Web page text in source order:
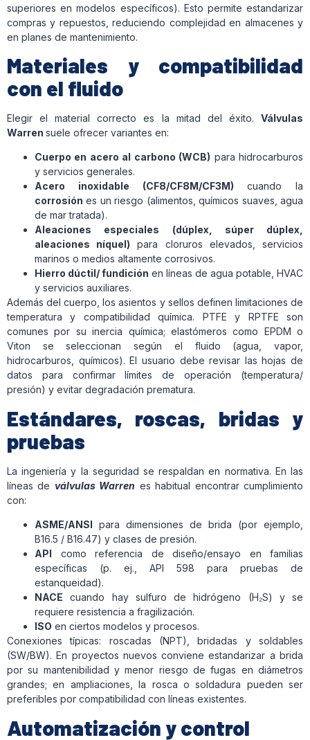
superiores en modelos específicos). Esto permite estandarizar
compras y repuestos, reduciendo complejidad en almacenes y
en planes de mantenimiento.
Materiales y compatibilidad
con el fluido
Elegir el material correcto es la mitad del éxito. Válvulas
Warren suele ofrecer variantes en:
Cuerpo en acero al carbono (WCB) para hidrocarburos
y servicios generales.
Acero inoxidable (CF8/CF8M/CF3M) cuando la
corrosión es un riesgo (alimentos, químicos suaves, agua
de mar tratada).
Aleaciones especiales (dúplex, súper dúplex,
aleaciones níquel) para cloruros elevados, servicios
marinos o medios altamente corrosivos.
Hierro dúctil/ fundición en líneas de agua potable, HVAC
y servicios auxiliares.
Además del cuerpo, los asientos y sellos definen limitaciones de
temperatura y compatibilidad química. PTFE y RPTFE son
comunes por su inercia química; elastómeros como EPDM o
Viton se seleccionan según el fluido (agua, vapor,
hidrocarburos, químicos). El usuario debe revisar las hojas de
datos para confirmar límites de operación (temperatura/
presión) y evitar degradación prematura.
Estándares, roscas, bridas y
pruebas
La ingeniería y la seguridad se respaldan en normativa. En las
líneas de válvulas Warren es habitual encontrar cumplimiento
con:
ASME/ANSI para dimensiones de brida (por ejemplo,
B16.5 / B16.47) y clases de presión.
API como referencia de diseño/ensayo en familias
específicas (p. ej., API 598 para pruebas de
estanqueidad).
NACE cuando hay sulfuro de hidrógeno (H₂S) y se
requiere resistencia a fragilización.
ISO en ciertos modelos y procesos.
Conexiones típicas: roscadas (NPT), bridadas y soldables
(SW/BW). En proyectos nuevos conviene estandarizar a brida
por su mantenibilidad y menor riesgo de fugas en diámetros
grandes; en ampliaciones, la rosca o soldadura pueden ser
preferibles por compatibilidad con líneas existentes.
Automatización y control